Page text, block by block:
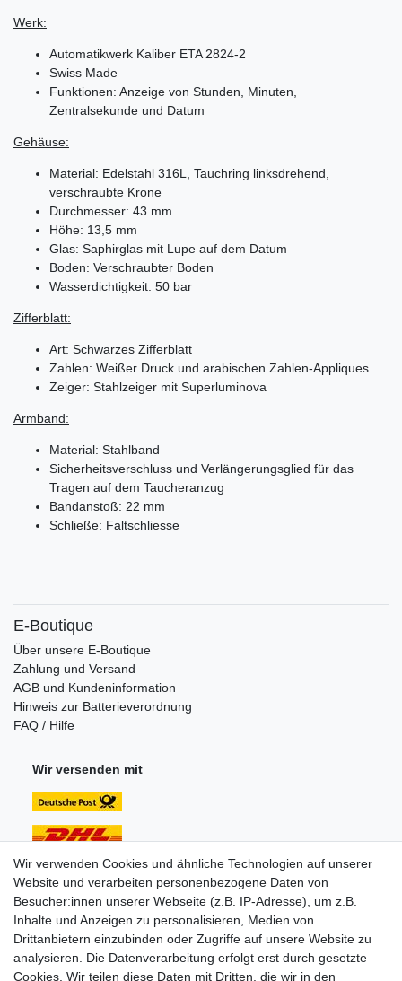
Werk:
Automatikwerk Kaliber ETA 2824-2
Swiss Made
Funktionen: Anzeige von Stunden, Minuten,
Zentralsekunde und Datum
Gehäuse:
Material: Edelstahl 316L, Tauchring linksdrehend,
verschraubte Krone
Durchmesser: 43 mm
Höhe: 13,5 mm
Glas: Saphirglas mit Lupe auf dem Datum
Boden: Verschraubter Boden
Wasserdichtigkeit: 50 bar
Zifferblatt:
Art: Schwarzes Zifferblatt
Zahlen: Weißer Druck und arabischen Zahlen-Appliques
Zeiger: Stahlzeiger mit Superluminova
Armband:
Material: Stahlband
Sicherheitsverschluss und Verlängerungsglied für das
Tragen auf dem Taucheranzug
Bandanstoß: 22 mm
Schließe: Faltschliesse
E-Boutique
Über unsere E-Boutique
Zahlung und Versand
AGB und Kundeninformation
Hinweis zur Batterieverordnung
FAQ / Hilfe
Wir versenden mit
Unsere Zahlungsarten:
Wir verwenden Cookies und ähnliche Technologien auf unserer
Website und verarbeiten personenbezogene Daten von
Besucher:innen unserer Webseite (z.B. IP-Adresse), um z.B.
Inhalte und Anzeigen zu personalisieren, Medien von
Drittanbietern einzubinden oder Zugriffe auf unsere Website zu
analysieren. Die Datenverarbeitung erfolgt erst durch gesetzte
Cookies. Wir teilen diese Daten mit Dritten, die wir in den